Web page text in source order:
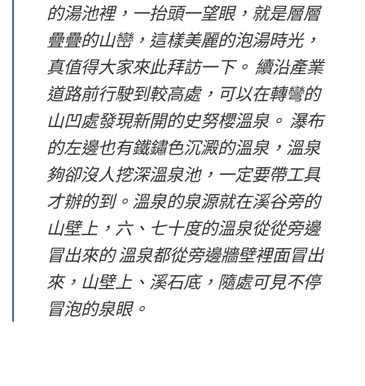
的湯池裡，一抬頭一望眼，就是層層
疊疊的山巒，這樣美麗的泡湯時光，
真值得大家來此拜訪一下。 續沿產業
道路前行駛到較高處，可以在轉彎的
山凹處發現新開的史努櫻溫泉。 瀑布
的左邊也有鐵鏽色沉澱的溫泉，溫泉
夠卻沒人挖深溫泉池，一定要帶工具
才辦的到。溫泉的泉源就在溪谷旁的
山壁上，六、七十度的溫泉從從旁邊
冒出來的 溫泉都從旁邊牆壁裡面冒出
來，山壁上、溪石底，隨處可見不停
冒泡的泉眼。